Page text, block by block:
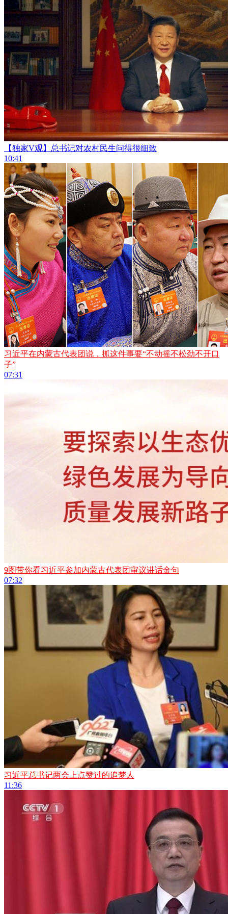
【独家V观】总书记对农村民生问得很细致
10:41
习近平在内蒙古代表团说，抓这件事要“不动摇不松劲不开口
子”
07:31
9图带你看习近平参加内蒙古代表团审议讲话金句
07:32
习近平总书记两会上点赞过的追梦人
11:36